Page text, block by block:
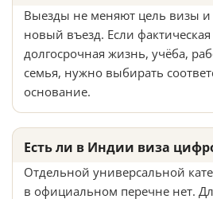
Выезды не меняют цель визы и
новый въезд. Если
долгосрочная жизнь, учёба,
семья, нужно выбирать
основание.
Есть ли в Индии виза
Отдельной универсальной
в официальном перечне нет.